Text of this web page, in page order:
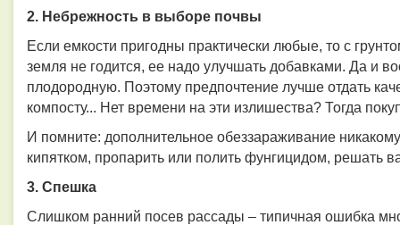
2. Небрежность в выборе почвы
Если емкости пригодны практически любые, то с
земля не годится, ее надо улучшать добавками. Да и
плодородную. Поэтому предпочтение лучше отдать
компосту... Нет времени на эти излишества? Тогда
И помните: дополнительное обеззараживание
кипятком, пропарить или полить фунгицидом, решать
3. Спешка
Слишком ранний посев рассады – типичная ошибка